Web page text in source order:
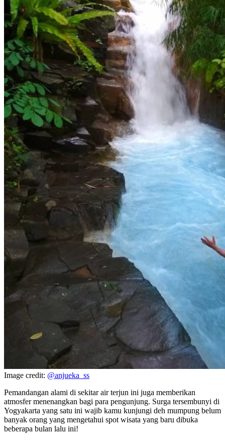
Image credit: @anjueka_ss
Pemandangan alami di sekitar air terjun ini juga memberikan
atmosfer menenangkan bagi para pengunjung. Surga tersembunyi di
Yogyakarta yang satu ini wajib kamu kunjungi deh mumpung belum
banyak orang yang mengetahui spot wisata yang baru dibuka
beberapa bulan lalu ini!